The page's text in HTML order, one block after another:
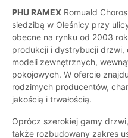
PHU RAMEX Romuald
siedzibą w Oleśnicy przy
obecne na rynku od 2003
produkcji i dystrybucji
modeli zewnętrznych,
pokojowych. W ofercie
rodzimych producentów,
jakością i trwałością.
Oprócz szerokiej gamy
także rozbudowany zakres